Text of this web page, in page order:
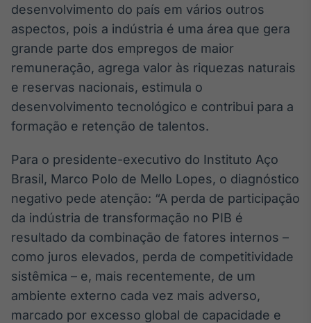
Widgets
Componentes
para conteúdos e
funcionalidades
Broadcast
Wallboard
Conteúdos e
displays e telas
Broadcast
Curadoria
Curadoria de
conteúdos
noticiosos
Soluções de
Tecnologia
Broadcast
desenvolvimento do país em vários outros
aspectos, pois a indústria é uma área que gera
grande parte dos empregos de maior
remuneração, agrega valor às riquezas naturais
e reservas nacionais, estimula o
desenvolvimento tecnológico e contribui para a
formação e retenção de talentos.
Para o presidente-executivo do Instituto Aço
Brasil, Marco Polo de Mello Lopes, o diagnóstico
negativo pede atenção: “A perda de participação
da indústria de transformação no PIB é
resultado da combinação de fatores internos –
como juros elevados, perda de competitividade
sistêmica – e, mais recentemente, de um
ambiente externo cada vez mais adverso,
marcado por excesso global de capacidade e